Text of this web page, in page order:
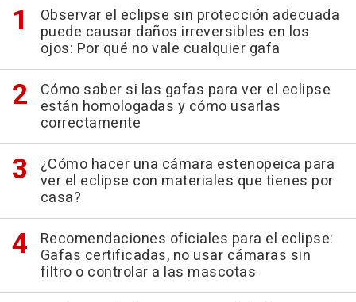
Observar el eclipse sin protección adecuada
puede causar daños irreversibles en los
ojos: Por qué no vale cualquier gafa
Cómo saber si las gafas para ver el eclipse
están homologadas y cómo usarlas
correctamente
¿Cómo hacer una cámara estenopeica para
ver el eclipse con materiales que tienes por
casa?
Recomendaciones oficiales para el eclipse:
Gafas certificadas, no usar cámaras sin
filtro o controlar a las mascotas